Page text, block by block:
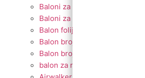
Baloni za djevojačku i momačku
Baloni za promociju
Balon folija okrugli s motivima
Balon brojevi
Balon broj samostojeći
balon za rođendan